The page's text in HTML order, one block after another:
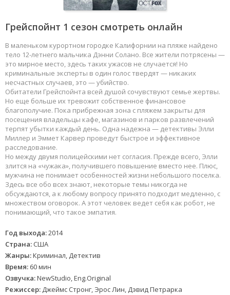
Грейспойнт 1 сезон смотреть онлайн
В маленьком курортном городке Калифорнии на пляже найдено
тело 12-летнего мальчика Дэнни Солано. Все жители потрясены —
это мирное место, здесь таких ужасов не случается! Но
криминальные эксперты в один голос твердят — никаких
несчастных случаев, это — убийство.
Обитатели Грейспойнта всей душой сочувствуют семье жертвы.
Но еще больше их тревожит собственное финансовое
благополучие. Пока прибрежная зона с пляжем закрыты для
посещения владельцы кафе, магазинов и парков развлечений
терпят убытки каждый день. Одна надежна — детективы Элли
Миллер и Эммет Карвер проведут быстрое и эффективное
расследование.
Но между двумя полицейскими нет согласия. Прежде всего, Элли
злится на «чужака», получившего повышение вместо нее. Плюс,
мужчина не понимает особенностей жизни небольшого поселка.
Здесь все обо всех знают, некоторые темы никогда не
обсуждаются, а к любому вопросу принято подходит медленно, с
множеством оговорок. А этот человек ведет себя как робот, не
понимающий, что такое эмпатия.
Год выхода:2014
Страна: США
Жанры:Криминал, Детектив
Время: 60 мин
Озвучка:NewStudio, Eng.Original
Режиссер: Джеймс Стронг, Эрос Лин, Дэвид Петрарка